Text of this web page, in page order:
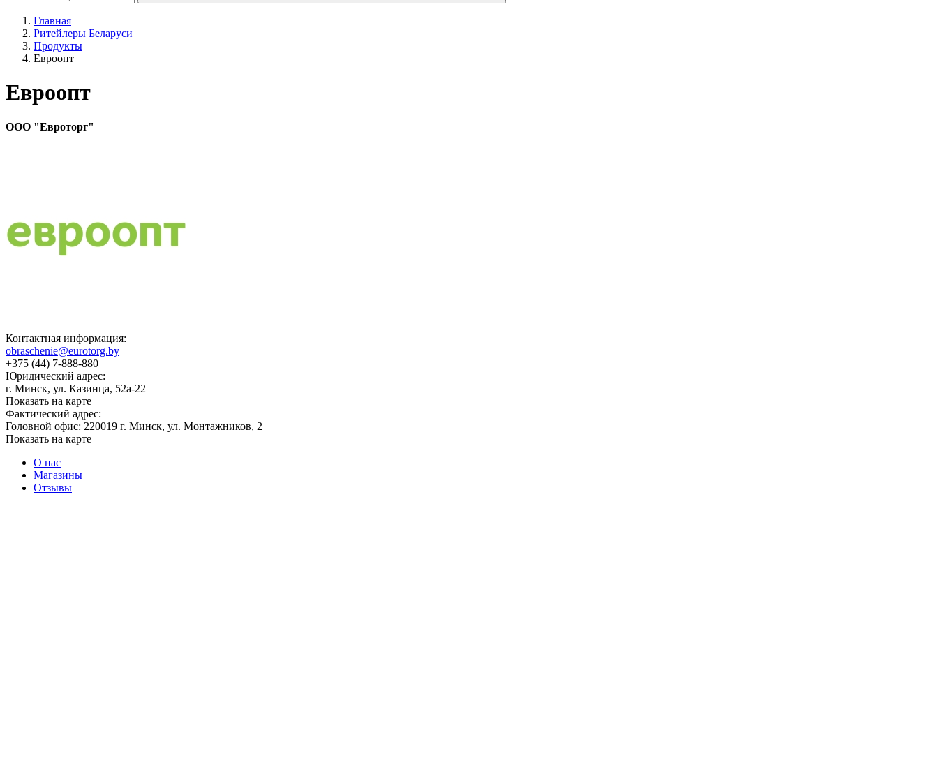
Главная
Ритейлеры Беларуси
Продукты
Евроопт
Евроопт
ООО "Евроторг"
Контактная информация:
obraschenie@eurotorg.by
+375 (44) 7-888-880
Юридический адрес:
г. Минск, ул. Казинца, 52а-22
Показать на карте
Фактический адрес:
Головной офис: 220019 г. Минск, ул. Монтажников, 2
Показать на карте
О нас
Магазины
Отзывы